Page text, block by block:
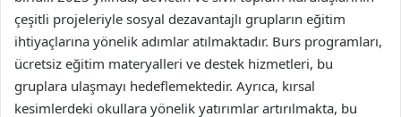
çeşitli projeleriyle sosyal dezavantajlı grupların eğitim
ihtiyaçlarına yönelik adımlar atılmaktadır. Burs programları,
ücretsiz eğitim materyalleri ve destek hizmetleri, bu
gruplara ulaşmayı hedeflemektedir. Ayrıca, kırsal
kesimlerdeki okullara yönelik yatırımlar artırılmakta, bu